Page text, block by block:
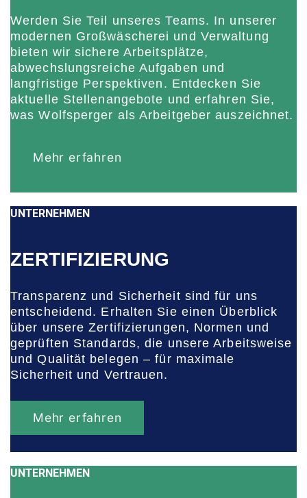
Werden Sie Teil unseres Teams. In unserer
modernen Großwäscherei und Verwaltung
bieten wir sichere Arbeitsplätze,
abwechslungsreiche Aufgaben und
langfristige Perspektiven. Entdecken Sie
aktuelle Stellenangebote und erfahren Sie,
was Wolfsperger als Arbeitgeber auszeichnet.
Mehr erfahren
UNTERNEHMEN
ZERTIFIZIERUNG
Transparenz und Sicherheit sind für uns
entscheidend. Erhalten Sie einen Überblick
über unsere Zertifizierungen, Normen und
geprüften Standards, die unsere Arbeitsweise
und Qualität belegen – für maximale
Sicherheit und Vertrauen.
Mehr erfahren
UNTERNEHMEN